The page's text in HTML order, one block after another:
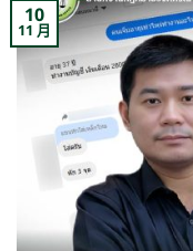
10
11 月